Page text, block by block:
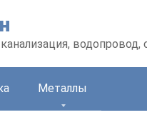
водопровод,
Металлы